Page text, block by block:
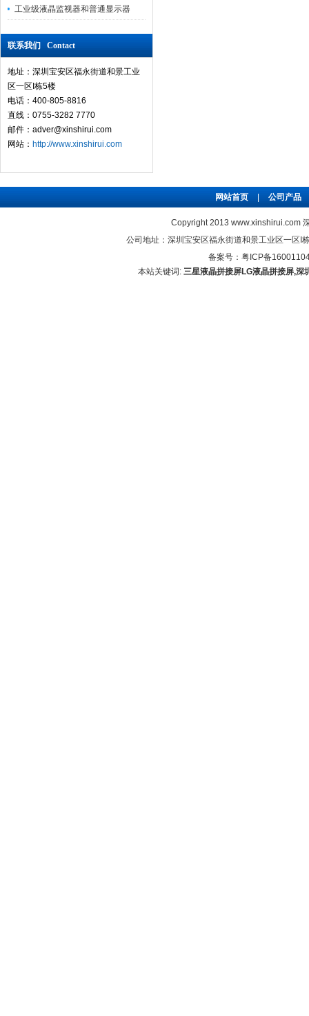
工业级液晶监视器和普通显示器
联系我们 Contact
地址：深圳宝安区福永街道和景工业
区一区I栋5楼
电话：400-805-8816
直线：0755-3282 7770
邮件：adver@xinshirui.com
网站： http://www.xinshirui.com
网站首页 公司产品
Copyright 2013 www.xinshirui.com
公司地址：深圳宝安区福永街道和景工业区一区
备案号： 粤ICP备
本站关键词: 三星液晶拼接屏LG液晶拼接屏,深